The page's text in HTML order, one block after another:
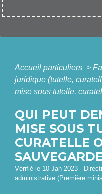
Accueil particuliers >
juridique (tutelle,
mise sous tutelle,
QUI PEUT
MISE SOUS
CURATELLE
Vérifié le 10 Jan 2023 -
administrative (Première